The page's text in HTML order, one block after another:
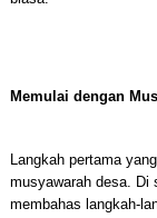
Memulai dengan
Langkah pertama
musyawarah desa. Di
membahas langkah-